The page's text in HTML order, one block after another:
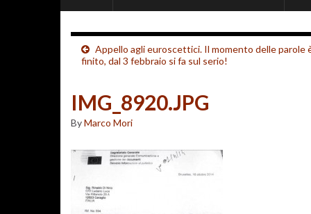
Appello agli euroscettici. Il momento delle parole
finito, dal 3 febbraio si fa sul serio!
IMG_8920.JPG
ByMarco Mori